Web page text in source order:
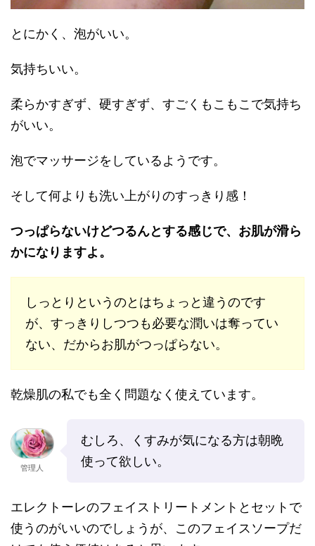
とにかく、泡がいい。
気持ちいい。
柔らかすぎず、硬すぎず、すごくもこもこで気持ち
がいい。
泡でマッサージをしているようです。
そして何よりも洗い上がりのすっきり感！
つっぱらないけどつるんとする感じで、お肌が滑ら
かになりますよ。
しっとりというのとはちょっと違うのです
が、すっきりしつつも必要な潤いは奪ってい
ない、だからお肌がつっぱらない。
乾燥肌の私でも全く問題なく使えています。
管理人
むしろ、くすみが気になる方は朝晩
使って欲しい。
エレクトーレのフェイストリートメントとセットで
使うのがいいのでしょうが、このフェイスソープだ